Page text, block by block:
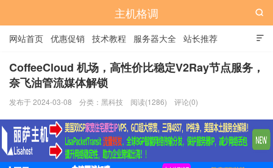
主机格调

网站首页 优惠促销 技术教程 服务器大全 站长推荐
全站标签 广告位

CoffeeCloud 机场，高性价比稳定V2Ray节点服务，
奈飞油管流媒体解锁
发布于 2024-03-08 分类： 黑科技 阅读(1286) 评论(0)